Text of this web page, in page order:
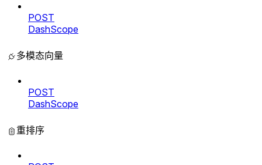
POST
DashScope
多模态向量
POST
DashScope
重排序